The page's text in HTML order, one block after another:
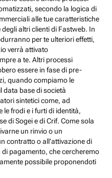
secondo la logica di
alle tue caratteristiche
altri clienti di Fastweb. In
per te ulteriori effetti,
verrà attivato
a te. Altri processi
essere in fase di pre-
quando compiamo le
data base di società
sintetici come, ad
le frodi e i furti di identità,
di Sogei e di Crif. Come sola
un rinvio o un
contratto o all’attivazione di
pagamento, che cercheremo
possibile proponendoti